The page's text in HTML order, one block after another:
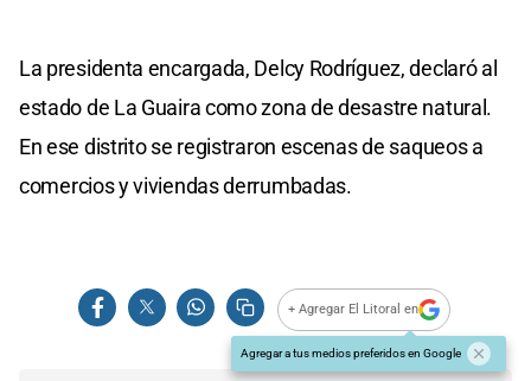
La presidenta encargada, Delcy Rodríguez, declaró al
estado de La Guaira como zona de desastre natural.
En ese distrito se registraron escenas de saqueos a
comercios y viviendas derrumbadas.
+ Agregar El Litoral en
Agregar a tus medios preferidos en Google